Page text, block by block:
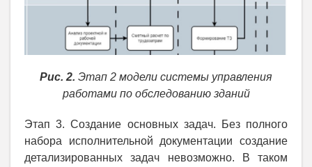
Рис. 2. Этап 2 модели системы управления
работами по обследованию зданий
Этап 3. Создание основных задач. Без полного
набора исполнительной документации создание
детализированных задач невозможно. В таком